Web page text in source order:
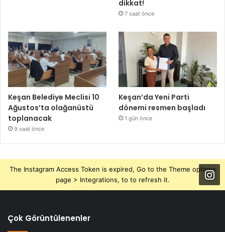
dikkat!
7 saat önce
Keşan Belediye Meclisi 10
Ağustos’ta olağanüstü
toplanacak
9 saat önce
Keşan’da Yeni Parti
dönemi resmen başladı
1 gün önce
The Instagram Access Token is expired, Go to the Theme options
page > Integrations, to to refresh it.
Çok Görüntülenenler